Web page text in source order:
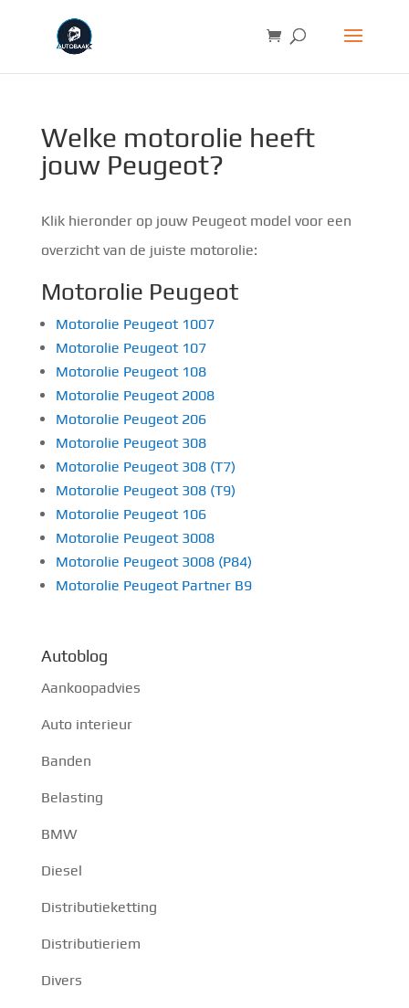
Welke motorolie heeft
jouw Peugeot?
Klik hieronder op jouw Peugeot model voor een
overzicht van de juiste motorolie:
Motorolie Peugeot
Motorolie Peugeot 1007
Motorolie Peugeot 107
Motorolie Peugeot 108
Motorolie Peugeot 2008
Motorolie Peugeot 206
Motorolie Peugeot 308
Motorolie Peugeot 308 (T7)
Motorolie Peugeot 308 (T9)
Motorolie Peugeot 106
Motorolie Peugeot 3008
Motorolie Peugeot 3008 (P84)
Motorolie Peugeot Partner B9
Autoblog
Aankoopadvies
Auto interieur
Banden
Belasting
BMW
Diesel
Distributieketting
Distributieriem
Divers